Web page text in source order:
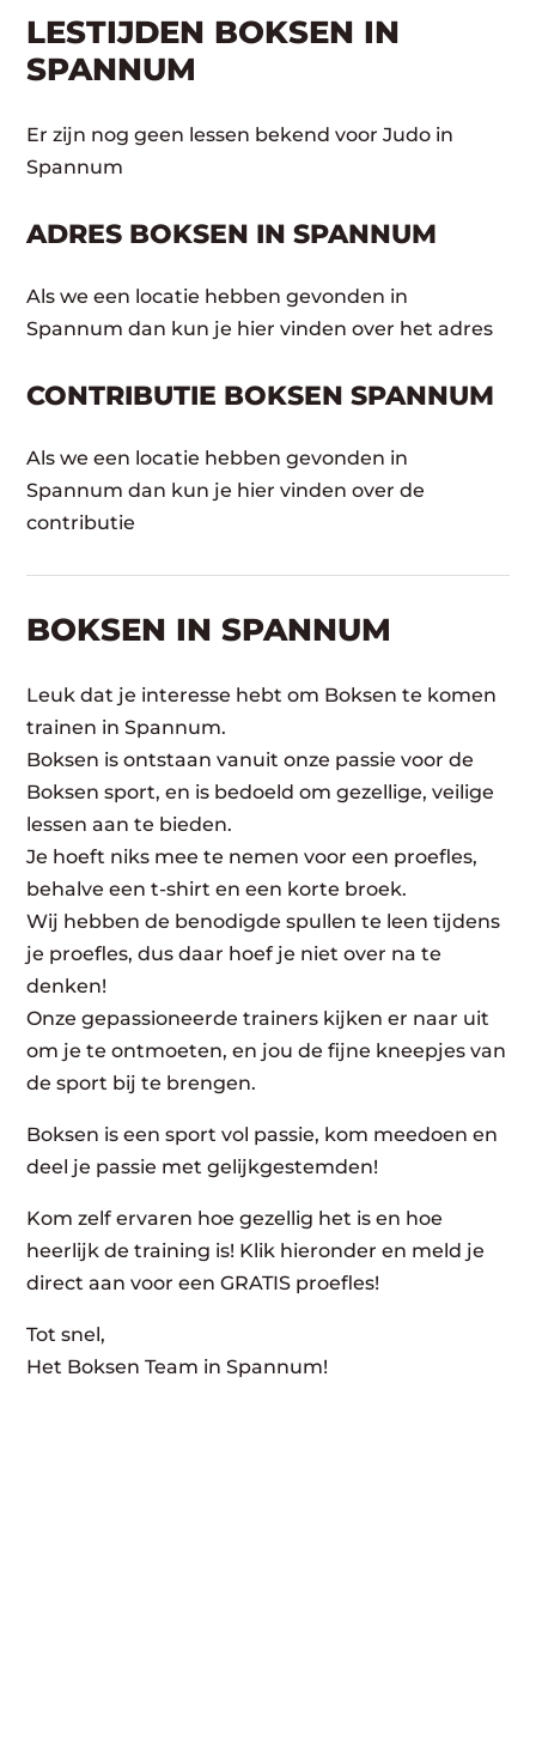
LESTIJDEN BOKSEN IN
SPANNUM
Er zijn nog geen lessen bekend voor Judo in
Spannum
ADRES BOKSEN IN SPANNUM
Als we een locatie hebben gevonden in
Spannum dan kun je hier vinden over het adres
CONTRIBUTIE BOKSEN SPANNUM
Als we een locatie hebben gevonden in
Spannum dan kun je hier vinden over de
contributie
BOKSEN IN SPANNUM
Leuk dat je interesse hebt om Boksen te komen
trainen in Spannum.
Boksen is ontstaan vanuit onze passie voor de
Boksen sport, en is bedoeld om gezellige, veilige
lessen aan te bieden.
Je hoeft niks mee te nemen voor een proefles,
behalve een t-shirt en een korte broek.
Wij hebben de benodigde spullen te leen tijdens
je proefles, dus daar hoef je niet over na te
denken!
Onze gepassioneerde trainers kijken er naar uit
om je te ontmoeten, en jou de fijne kneepjes van
de sport bij te brengen.
Boksen is een sport vol passie, kom meedoen en
deel je passie met gelijkgestemden!
Kom zelf ervaren hoe gezellig het is en hoe
heerlijk de training is! Klik hieronder en meld je
direct aan voor een GRATIS proefles!
Tot snel,
Het Boksen Team in Spannum!